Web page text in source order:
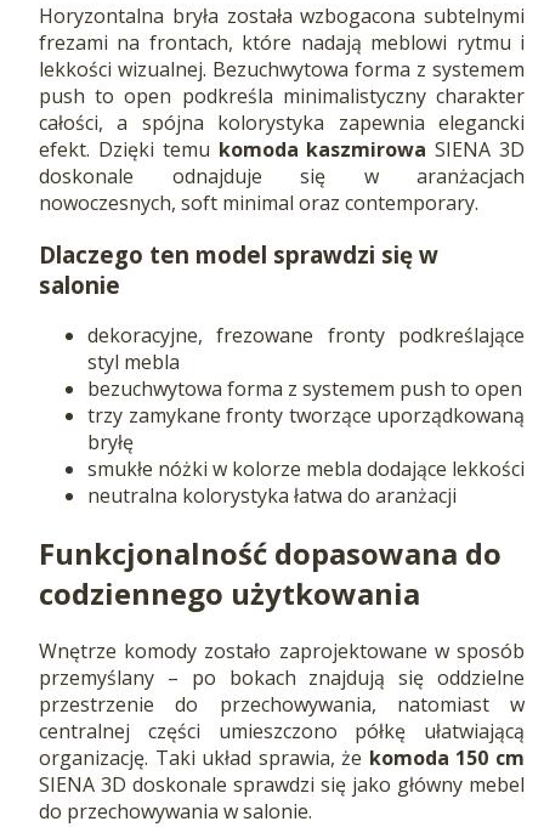
Horyzontalna bryła została wzbogacona subtelnymi
frezami na frontach, które nadają meblowi rytmu i
lekkości wizualnej. Bezuchwytowa forma z systemem
push to open podkreśla minimalistyczny charakter
całości, a spójna kolorystyka zapewnia elegancki
efekt. Dzięki temu komoda kaszmirowa SIENA 3D
doskonale odnajduje się w aranżacjach
nowoczesnych, soft minimal oraz contemporary.
Dlaczego ten model sprawdzi się w
salonie
dekoracyjne, frezowane fronty podkreślające
styl mebla
bezuchwytowa forma z systemem push to open
trzy zamykane fronty tworzące uporządkowaną
bryłę
smukłe nóżki w kolorze mebla dodające lekkości
neutralna kolorystyka łatwa do aranżacji
Funkcjonalność dopasowana do
codziennego użytkowania
Wnętrze komody zostało zaprojektowane w sposób
przemyślany – po bokach znajdują się oddzielne
przestrzenie do przechowywania, natomiast w
centralnej części umieszczono półkę ułatwiającą
organizację. Taki układ sprawia, że komoda 150 cm
SIENA 3D doskonale sprawdzi się jako główny mebel
do przechowywania w salonie.